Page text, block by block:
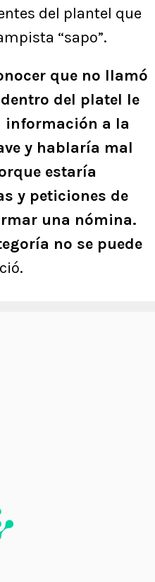
del plantel que
“sapo”.
que no llamó
del platel le
información a la
y hablaría mal
estaría
y peticiones de
una nómina.
no se puede